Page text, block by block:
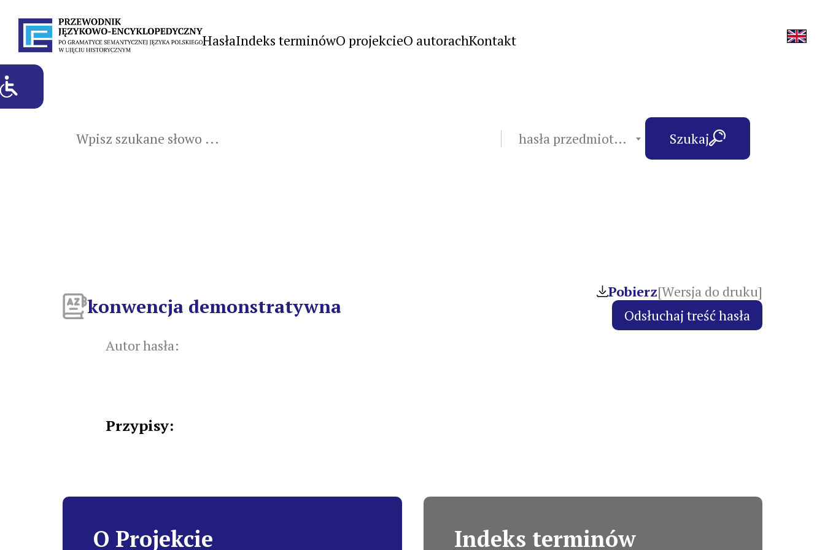
HasłaIndeks terminówO projekcieO autorachKontakt
hasła przedmiotowe Szukaj
konwencja demonstratywna
Pobierz[Wersja do druku]
Autor hasła:
Przypisy:
O Projekcie Indeks terminów